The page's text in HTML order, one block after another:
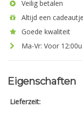
Veilig betalen
Altijd een
Goede kwaliteit
Ma-Vr: Voor
Eigenschaften
Lieferzeit: